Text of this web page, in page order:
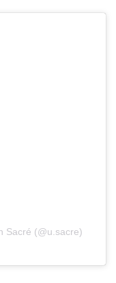
Sacré (@u.sacre)